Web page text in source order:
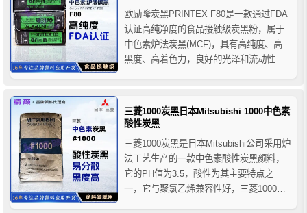
欧励隆炭黑PRINTEX F80是一款通过FDA
认证高纯净度的食品接触级炭黑粉，属于
中色素炉法炭黑(MCF)，具有高纯度、高
黑度、高着色力，良好的光泽和流动性，
证，可满足客户产品的高品质要求。
三菱1000炭黑日本Mitsubishi 1000中色素
酸性炭黑
三菱1000炭黑是日本Mitsubishi公司采用炉
法工艺生产的一款中色素酸性炭黑颜料，
它的PH值为3.5，酸性为其主要特点之
一，它与聚氯乙烯兼容性好，三菱1000酸